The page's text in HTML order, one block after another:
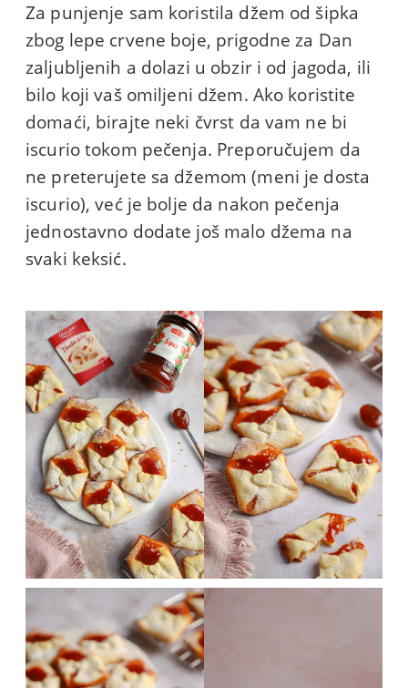
Za punjenje sam koristila džem od šipka
zbog lepe crvene boje, prigodne za Dan
zaljubljenih a dolazi u obzir i od jagoda, ili
bilo koji vaš omiljeni džem. Ako koristite
domaći, birajte neki čvrst da vam ne bi
iscurio tokom pečenja. Preporučujem da
ne preterujete sa džemom (meni je dosta
iscurio), već je bolje da nakon pečenja
jednostavno dodate još malo džema na
svaki keksić.